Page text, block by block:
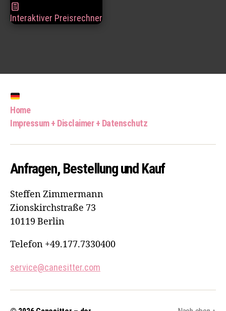
Interaktiver Preisrechner
Home
Impressum + Disclaimer + Datenschutz
Anfragen, Bestellung und Kauf
Steffen Zimmermann
Zionskirchstraße 73
10119 Berlin
Telefon +49.177.7330400
service@canesitter.com